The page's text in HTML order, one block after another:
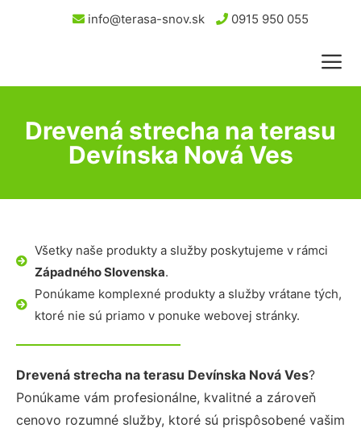
info@terasa-snov.sk 0915 950 055
Drevená strecha na terasu
Devínska Nová Ves
Všetky naše produkty a služby poskytujeme v rámci
Západného Slovenska.
Ponúkame komplexné produkty a služby vrátane tých,
ktoré nie sú priamo v ponuke webovej stránky.
Drevená strecha na terasu Devínska Nová Ves?
Ponúkame vám profesionálne, kvalitné a zároveň
cenovo rozumné služby, ktoré sú prispôsobené vašim